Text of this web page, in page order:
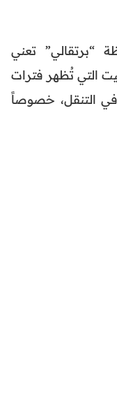
“برتقالي” تعني
التي تُظهر فترات
في التنقل، خصوصاً